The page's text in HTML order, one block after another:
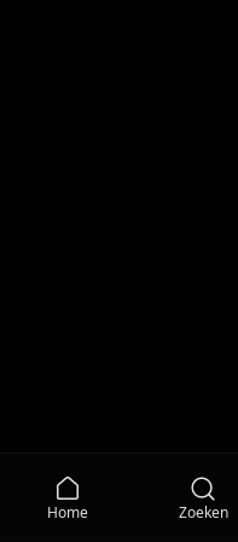
Home Zoeken